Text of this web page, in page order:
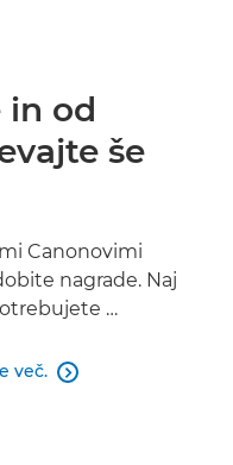
in od
še
Canonovimi
nagrade. Naj
…
več. 